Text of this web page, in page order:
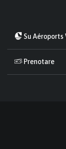
Su Aéroports
Prenotare